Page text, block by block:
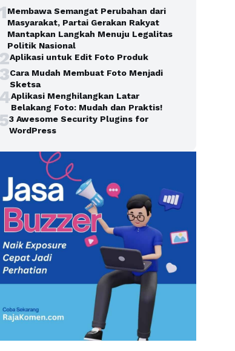
1Membawa Semangat Perubahan dari
Masyarakat, Partai Gerakan Rakyat
Mantapkan Langkah Menuju Legalitas
Politik Nasional
2Aplikasi untuk Edit Foto Produk
3Cara Mudah Membuat Foto Menjadi
Sketsa
4Aplikasi Menghilangkan Latar
Belakang Foto: Mudah dan Praktis!
53 Awesome Security Plugins for
WordPress